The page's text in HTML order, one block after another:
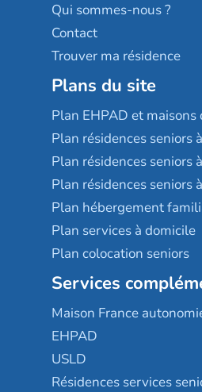
Qui sommes-nous ?
Contact
Trouver ma résidence
Plans du site
Plan EHPAD et maisons
Plan résidences seniors
Plan résidences seniors
Plan résidences seniors
Plan hébergement
Plan services à domicile
Plan colocation seniors
Services
Maison France
EHPAD
USLD
Résidences services